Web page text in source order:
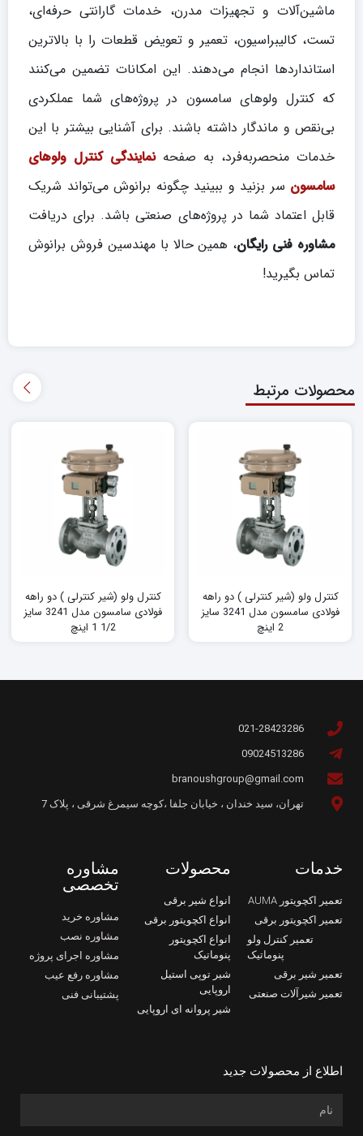
ماشین‌آلات و تجهیزات مدرن، خدمات گارانتی حرفه‌ای،
تست، کالیبراسیون، تعمیر و تعویض قطعات را با بالاترین
استانداردها انجام می‌دهند. این امکانات تضمین می‌کنند
که کنترل ولوهای سامسون در پروژه‌های شما عملکردی
بی‌نقص و ماندگار داشته باشند. برای آشنایی بیشتر با این
خدمات منحصربه‌فرد، به صفحهنمایندگی کنترل ولوهای
سامسون سر بزنید و ببینید چگونه برانوش می‌تواند شریک
قابل اعتماد شما در پروژه‌های صنعتی باشد. برای دریافت
مشاوره فنی رایگان، همین حالا با مهندسین فروش برانوش
تماس بگیرید!
محصولات مرتبط
کنترل ولو (شیر کنترلی ) دو راهه
فولادی سامسون مدل 3241 سایز
2 اینچ
کنترل ولو (شیر کنترلی ) دو راهه
فولادی سامسون مدل 3241 سایز
1/2 1 اینچ
021-28423286
09024513286
branoushgroup@gmail.com
تهران، سید خندان ، خیابان جلفا ،کوچه سیمرغ شرقی ، پلاک 7
خدمات
تعمیر اکچویتور AUMA
تعمیر اکچویتور برقی
تعمیر کنترل ولو
پنوماتیک
تعمیر شیر برقی
تعمیر شیرآلات صنعتی
محصولات
انواع شیر برقی
انواع اکچویتور برقی
انواع اکچویتور
پنوماتیک
شیر توپی استیل
اروپایی
شیر پروانه ای اروپایی
مشاوره
تخصصی
مشاوره خرید
مشاوره نصب
مشاوره اجرای پروژه
مشاوره رفع عیب
پشتیبانی فنی
اطلاع از محصولات جدید